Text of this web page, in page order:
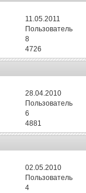
11.05.2011
Пользователь
8
4726
28.04.2010
Пользователь
6
4881
02.05.2010
Пользователь
4